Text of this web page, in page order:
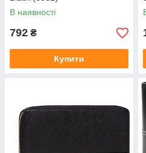
В наявності
792 ₴
Купити